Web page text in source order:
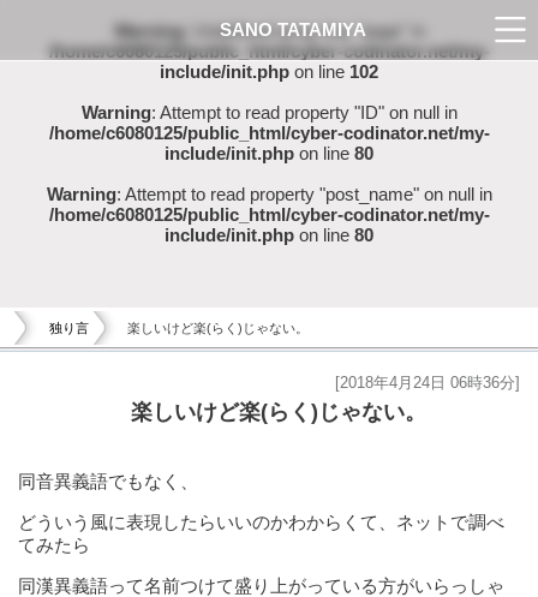
Warning: Undefined array key "page" in
/home/c6080125/public_html/cyber-codinator.net/my-
include/init.php on line 102
Warning: Attempt to read property "ID" on null in
/home/c6080125/public_html/cyber-codinator.net/my-
include/init.php on line 80
Warning: Attempt to read property "post_name" on null in
/home/c6080125/public_html/cyber-codinator.net/my-
include/init.php on line 80
独り言 楽しいけど楽(らく)じゃない。
楽しいけど楽(らく)じゃない。
[2018年4月24日 06時36分]
同音異義語でもなく、
どういう風に表現したらいいのかわからくて、ネットで調べ
てみたら
同漢異義語って名前つけて盛り上がっている方がいらっしゃ
SANO TATAMIYA